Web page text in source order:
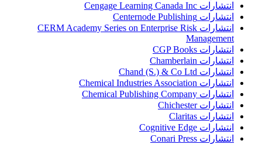
انتشارات Cengage Learning Canada Inc
انتشارات Centernode Publishing
انتشارات CERM Academy Series on Enterprise Risk
Management
انتشارات CGP Books
انتشارات Chamberlain
انتشارات Chand (S.) & Co Ltd
انتشارات Chemical Industries Association
انتشارات Chemical Publishing Company
انتشارات Chichester
انتشارات Claritas
انتشارات Cognitive Edge
انتشارات Conari Press